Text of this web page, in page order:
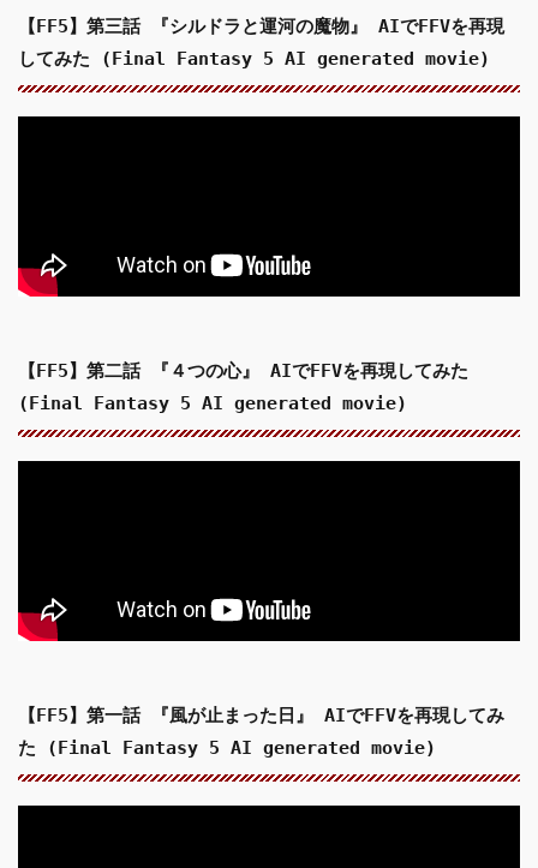
【FF5】第三話 『シルドラと運河の魔物』 AIでFFVを再現
してみた (Final Fantasy 5 AI generated movie)
【FF5】第二話 『４つの心』 AIでFFVを再現してみた
(Final Fantasy 5 AI generated movie)
【FF5】第一話 『風が止まった日』 AIでFFVを再現してみ
た (Final Fantasy 5 AI generated movie)